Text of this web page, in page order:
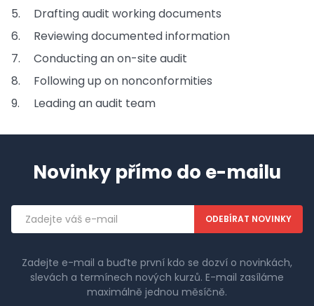
Drafting audit working documents
Reviewing documented information
Conducting an on-site audit
Following up on nonconformities
Leading an audit team
Novinky přímo do e-mailu
Emailová
adresa
Zadejte e-mail a buďte první kdo se dozví o novinkách,
slevách a termínech nových kurzů. E-mail zasíláme
maximálně jednou měsíčně.